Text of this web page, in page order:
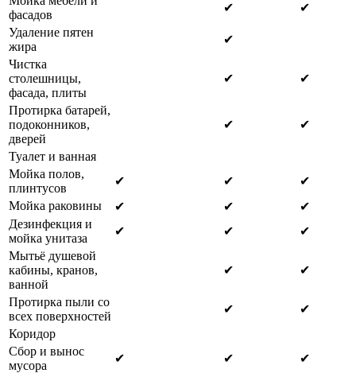
фасадов
✔
✔
Удаление пятен
жира
✔
Чистка
столешницы,
фасада, плиты
✔ ✔
Протирка батарей,
подоконников,
дверей
✔ ✔
Туалет и ванная
Мойка полов,
плинтусов
✔ ✔
✔
Мойка раковины
✔ ✔
✔
Дезинфекция и
мойка унитаза
✔ ✔
✔
Мытьё душевой
кабины, кранов,
ванной
✔ ✔
Протирка пыли со
всех поверхностей
✔
✔
Коридор
Сбор и вынос
мусора
✔ ✔
✔